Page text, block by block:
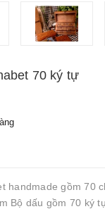
70 ký tự
handmade gồm 70
Bộ dấu gồm 70 ký